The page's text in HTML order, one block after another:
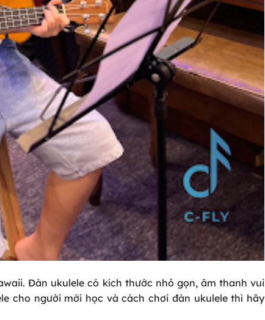
Đàn ukulele có kích thước nhỏ gọn, âm thanh vui
cho người mới học và cách chơi đàn ukulele thì hãy